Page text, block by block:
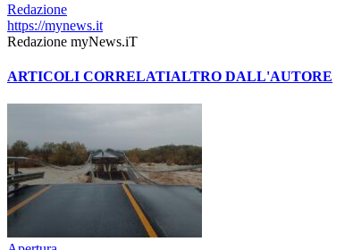
Redazione
https://mynews.it
Redazione myNews.iT
ARTICOLI CORRELATIALTRO DALL'AUTORE